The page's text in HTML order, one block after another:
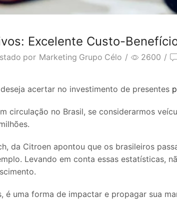
Excelente Custo-
por Marketing Grupo Célo / 2600 /
acertar no investimento de presentes
circulação no Brasil, se considerarmos
da Citroen apontou que os brasileiros
Levando em conta essas estatísticas,
é uma forma de impactar e propagar sua